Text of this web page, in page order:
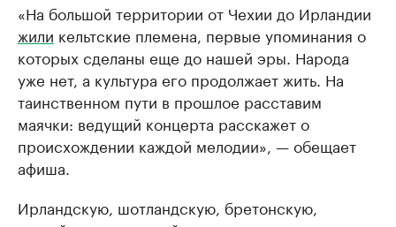
«На большой территории от Чехии до Ирландии
жили кельтские племена, первые упоминания о
которых сделаны еще до нашей эры. Народа
уже нет, а культура его продолжает жить. На
таинственном пути в прошлое расставим
маячки: ведущий концерта расскажет о
происхождении каждой мелодии», — обещает
афиша.
Ирландскую, шотландскую, бретонскую,